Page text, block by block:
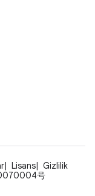
Lisans
Gizlilik
号